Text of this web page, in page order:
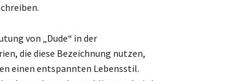
von „Dude“ in der
die diese Bezeichnung nutzen,
einen entspannten Lebensstil.